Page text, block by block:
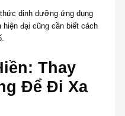
dinh dưỡng ứng dụng
hiện đại cũng cần biết cách
Thay
Để Đi Xa